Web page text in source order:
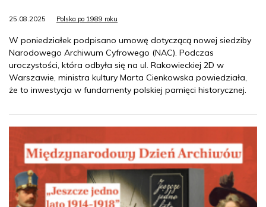
25.08.2025 Polska po 1989 roku
W poniedziałek podpisano umowę dotyczącą nowej siedziby
Narodowego Archiwum Cyfrowego (NAC). Podczas
uroczystości, która odbyła się na ul. Rakowieckiej 2D w
Warszawie, ministra kultury Marta Cienkowska powiedziała,
że to inwestycja w fundamenty polskiej pamięci historycznej.